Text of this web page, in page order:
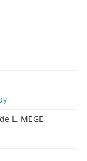
L. MEGE